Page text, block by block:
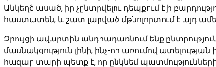
Անկեղծ ասած, իր չընտրվելու դեպքում էլի
հաստատեն, և շատ լարված մթնոլորտում է այդ ամենը
Զրույցի ավարտին անդրադառնում ենք
մասնակցություն լինի, ինչ-որ առումով
հազար տարի պետք է, որ ընկնեմ